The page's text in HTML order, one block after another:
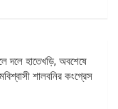
হাতেখড়ি, অবশেষে
শালবনির কংগ্রেস